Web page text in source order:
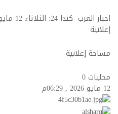
إعلانية
مساحة إعلانية
محليات0
12 مايو 2026 , 06:29م